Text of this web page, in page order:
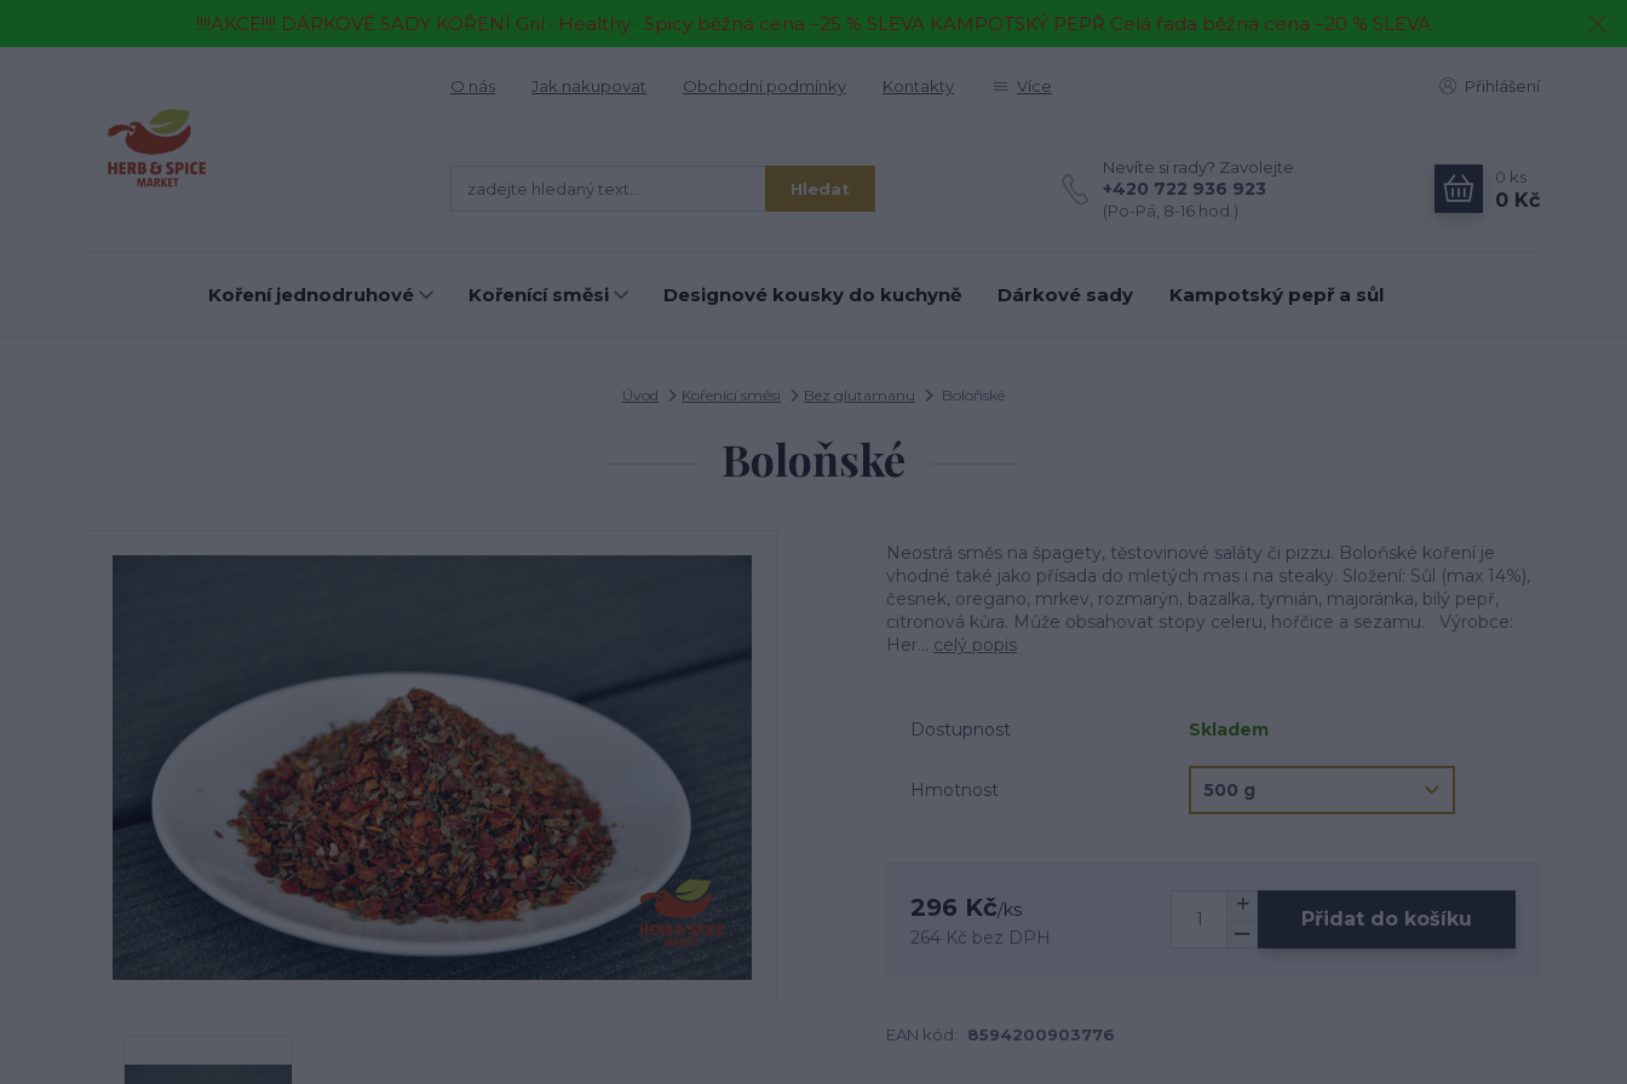
!!!!AKCE!!!! DÁRKOVÉ SADY KOŘENÍ Gril · Healthy · Spicy běžná cena –25 % SLEVA KAMPOTSKÝ PEPŘ Celá řada běžná cena –20 % SLEVA
O nás Jak nakupovat Obchodní podmínky Kontakty Více Přihlášení
Hledat
Nevíte si rady? Zavolejte.
+420 722 936 923
(Po-Pá, 8-16 hod.)
0 ks
0 Kč
Koření jednodruhové Kořenící směsi Designové kousky do kuchyně Dárkové sady Kampotský pepř a sůl
Úvod Kořenící směsi Bez glutamanu Boloňské
Boloňské
Neostrá směs na špagety, těstovinové saláty či pizzu. Boloňské koření je
vhodné také jako přísada do mletých mas i na steaky. Složení: Sůl (max 14%),
česnek, oregano, mrkev, rozmarýn, bazalka, tymián, majoránka, bílý pepř,
citronová kůra. Může obsahovat stopy celeru, hořčice a sezamu. Výrobce:
Her... celý popis
Dostupnost Skladem
Hmotnost
296 Kč/ks
264 Kč bez DPH
Přidat do košíku
EAN kód: 8594200903776